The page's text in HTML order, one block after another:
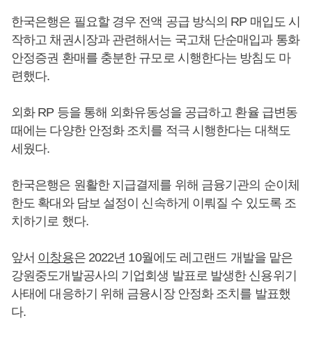
한국은행은 필요할 경우 전액 공급 방식의 RP 매입도 시
작하고 채권시장과 관련해서는 국고채 단순매입과 통화
안정증권 환매를 충분한 규모로 시행한다는 방침도 마
련했다.
외화 RP 등을 통해 외화유동성을 공급하고 환율 급변동
때에는 다양한 안정화 조치를 적극 시행한다는 대책도
세웠다.
한국은행은 원활한 지급결제를 위해 금융기관의 순이체
한도 확대와 담보 설정이 신속하게 이뤄질 수 있도록 조
치하기로 했다.
앞서 이창용은 2022년 10월에도 레고랜드 개발을 맡은
강원중도개발공사의 기업회생 발표로 발생한 신용위기
사태에 대응하기 위해 금융시장 안정화 조치를 발표했
다.